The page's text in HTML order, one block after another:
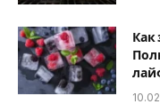
Как